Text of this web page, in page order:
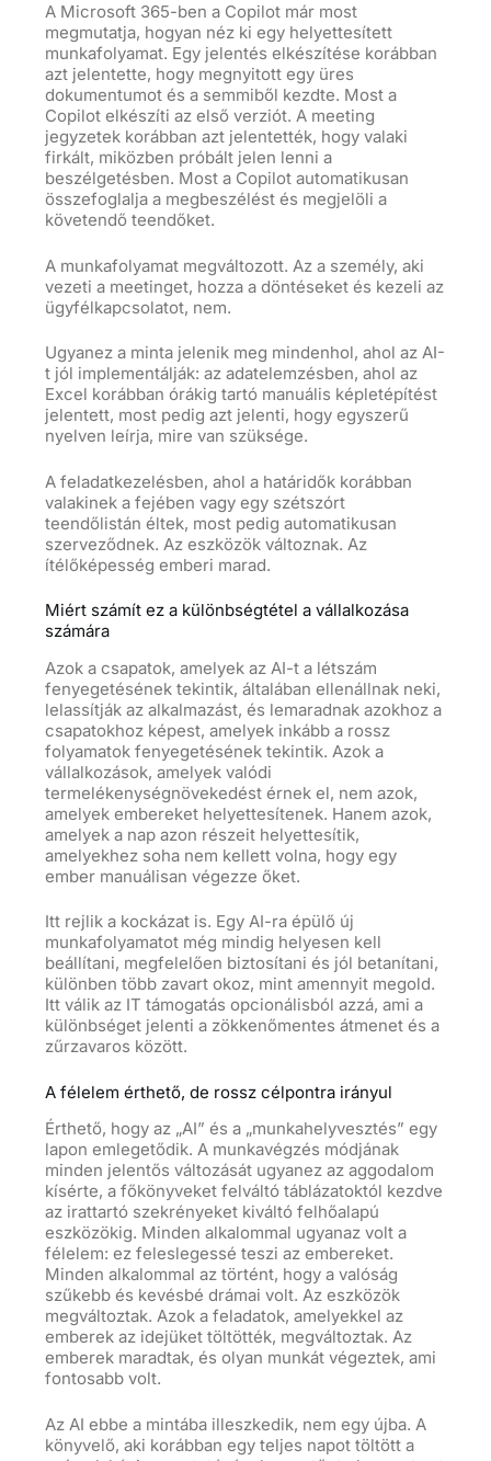
A Microsoft 365-ben a Copilot már most
megmutatja, hogyan néz ki egy helyettesített
munkafolyamat. Egy jelentés elkészítése korábban
azt jelentette, hogy megnyitott egy üres
dokumentumot és a semmiből kezdte. Most a
Copilot elkészíti az első verziót. A meeting
jegyzetek korábban azt jelentették, hogy valaki
firkált, miközben próbált jelen lenni a
beszélgetésben. Most a Copilot automatikusan
összefoglalja a megbeszélést és megjelöli a
követendő teendőket.
A munkafolyamat megváltozott. Az a személy, aki
vezeti a meetinget, hozza a döntéseket és kezeli az
ügyfélkapcsolatot, nem.
Ugyanez a minta jelenik meg mindenhol, ahol az AI-
t jól implementálják: az adatelemzésben, ahol az
Excel korábban órákig tartó manuális képletépítést
jelentett, most pedig azt jelenti, hogy egyszerű
nyelven leírja, mire van szüksége.
A feladatkezelésben, ahol a határidők korábban
valakinek a fejében vagy egy szétszórt
teendőlistán éltek, most pedig automatikusan
szerveződnek. Az eszközök változnak. Az
ítélőképesség emberi marad.
Miért számít ez a különbségtétel a vállalkozása
számára
Azok a csapatok, amelyek az AI-t a létszám
fenyegetésének tekintik, általában ellenállnak neki,
lelassítják az alkalmazást, és lemaradnak azokhoz a
csapatokhoz képest, amelyek inkább a rossz
folyamatok fenyegetésének tekintik. Azok a
vállalkozások, amelyek valódi
termelékenységnövekedést érnek el, nem azok,
amelyek embereket helyettesítenek. Hanem azok,
amelyek a nap azon részeit helyettesítik,
amelyekhez soha nem kellett volna, hogy egy
ember manuálisan végezze őket.
Itt rejlik a kockázat is. Egy AI-ra épülő új
munkafolyamatot még mindig helyesen kell
beállítani, megfelelően biztosítani és jól betanítani,
különben több zavart okoz, mint amennyit megold.
Itt válik az IT támogatás opcionálisból azzá, ami a
különbséget jelenti a zökkenőmentes átmenet és a
zűrzavaros között.
A félelem érthető, de rossz célpontra irányul
Érthető, hogy az „AI” és a „munkahelyvesztés” egy
lapon emlegetődik. A munkavégzés módjának
minden jelentős változását ugyanez az aggodalom
kísérte, a főkönyveket felváltó táblázatoktól kezdve
az irattartó szekrényeket kiváltó felhőalapú
eszközökig. Minden alkalommal ugyanaz volt a
félelem: ez feleslegessé teszi az embereket.
Minden alkalommal az történt, hogy a valóság
szűkebb és kevésbé drámai volt. Az eszközök
megváltoztak. Azok a feladatok, amelyekkel az
emberek az idejüket töltötték, megváltoztak. Az
emberek maradtak, és olyan munkát végeztek, ami
fontosabb volt.
Az AI ebbe a mintába illeszkedik, nem egy újba. A
könyvelő, aki korábban egy teljes napot töltött a